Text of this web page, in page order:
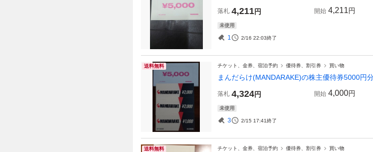
落札 4,211円 開始 4,211円
未使用
1 2/16 22:03終了
送料無料 チケット、金券、宿泊予約 優待券、割引券 買い物
まんだらけ(MANDARAKE)の株主優待券5000
落札 4,324円 開始 4,000円
未使用
3 2/15 17:41終了
送料無料 チケット、金券、宿泊予約 優待券、割引券 買い物